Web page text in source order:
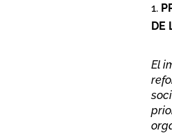
DE
El